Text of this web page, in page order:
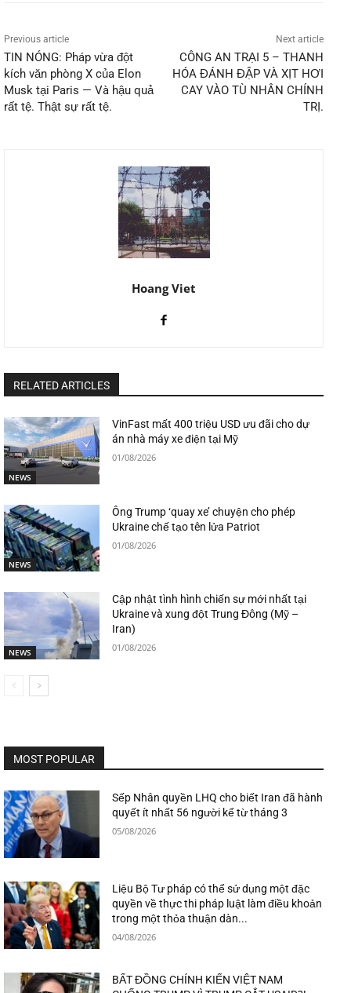
Previous article
TIN NÓNG: Pháp vừa đột
kích văn phòng X của Elon
Musk tại Paris — Và hậu quả
rất tệ. Thật sự rất tệ.
Next article
CÔNG AN TRẠI 5 – THANH
HÓA ĐÁNH ĐẬP VÀ XỊT HƠI
CAY VÀO TÙ NHÂN CHÍNH
TRỊ.
Hoang Viet
RELATED ARTICLES
NEWS
VinFast mất 400 triệu USD ưu đãi cho dự
án nhà máy xe điện tại Mỹ
01/08/2026
NEWS
Ông Trump ‘quay xe’ chuyện cho phép
Ukraine chế tạo tên lửa Patriot
01/08/2026
NEWS
Cập nhật tình hình chiến sự mới nhất tại
Ukraine và xung đột Trung Đông (Mỹ –
Iran)
01/08/2026
MOST POPULAR
Sếp Nhân quyền LHQ cho biết Iran đã hành
quyết ít nhất 56 người kể từ tháng 3
05/08/2026
Liệu Bộ Tư pháp có thể sử dụng một đặc
quyền về thực thi pháp luật làm điều khoản
trong một thỏa thuận dàn...
04/08/2026
BẤT ĐỒNG CHÍNH KIẾN VIỆT NAM